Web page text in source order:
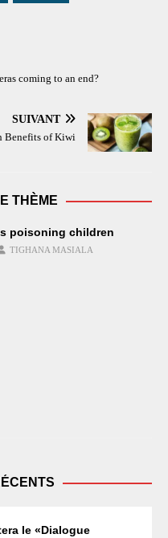
coming to an end?
SUIVANT
Benefits of Kiwi
THÈME
poisoning children
TIGHANA MASIALA
le «Dialogue